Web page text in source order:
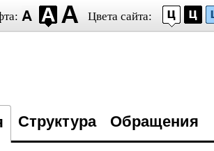
Цвета сайта:
Структура Обращения